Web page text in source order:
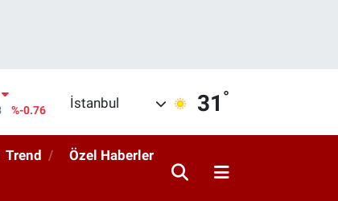
%0.17
İstanbul 31 °
Trend Özel Haberler